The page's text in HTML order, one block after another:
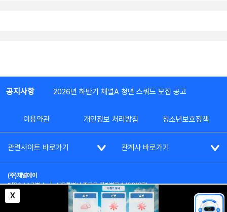
X
공지사항 2026년 하반기 채널A 청년 스쿼드 모집 공고
이용약관 개인정보 처리방침 청소년보호정책
관련사이트 바로가기 관계사 바로가기
(주)채널에이
대표이사: 김차수 | 서울특별시 종로구 청계천로 1 (03187)
부가통신사업신고: 022357호 | 사업자등록번호: 101-86-62787
대표전화: (02)2020-3114
시청자상담실: (02)2020-3100